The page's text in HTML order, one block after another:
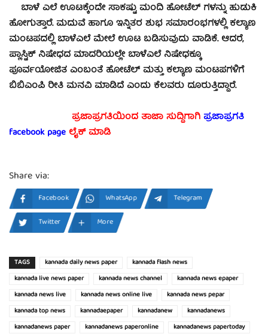
ಬಾಳೆ ಎಲೆ ಊಟಕ್ಕೆಂದೇ ಸಾಕಷ್ಟು ಮಂದಿ ಹೋಟೆಲ್ ಗಳನ್ನು ಹುಡುಕಿ
ಹೋಗುತ್ತಾರೆ. ಮದುವೆ ಹಾಗೂ ಇನ್ನಿತರ ಶುಭ ಸಮಾರಂಭಗಳಲ್ಲಿ ಕಲ್ಯಾಣ
ಮಂಟಪದಲ್ಲಿ ಬಾಳೆಎಲೆ ಮೇಲೆ ಊಟ ಬಡಿಸುವುದು ವಾಡಿಕೆ. ಆದರೆ,
ಪ್ಲಾಸ್ಟಿಕ್ ನಿಷೇಧದ ಮಾದರಿಯಲ್ಲೇ ಬಾಳೆಎಲೆ ನಿಷೇಧಕ್ಕೂ
ಪೂರ್ವಯೋಜಿತ ಎಂಬಂತೆ ಹೋಟೆಲ್ ಮತ್ತು ಕಲ್ಯಾಣ ಮಂಟಪಗಳಿಗೆ
ಬಿಬಿಎಂಪಿ ರೀತಿ ಮನವಿ ಮಾಡಿದೆ ಎಂದು ಕೆಲವರು ದೂರುತ್ತಿದ್ದಾರೆ.
ಪ್ರಜಾಪ್ರಗತಿಯಿಂದ ತಾಜಾ ಸುದ್ದಿಗಾಗಿಪ್ರಜಾಪ್ರಗತಿ
facebook page ಲೈಕ್ ಮಾಡಿ
Share via:
Facebook WhatsApp
Telegram
Twitter
More
TAGS kannada daily news paper
kannada flash news
kannada live news paper
kannada news channel
kannada news epaper
kannada news live
kannada news online live
kannada news pepar
kannada top news
kannadaepaper kannadanew
kannadanews
kannadanews paper
kannadanews paperonline
kannadanews papertoday